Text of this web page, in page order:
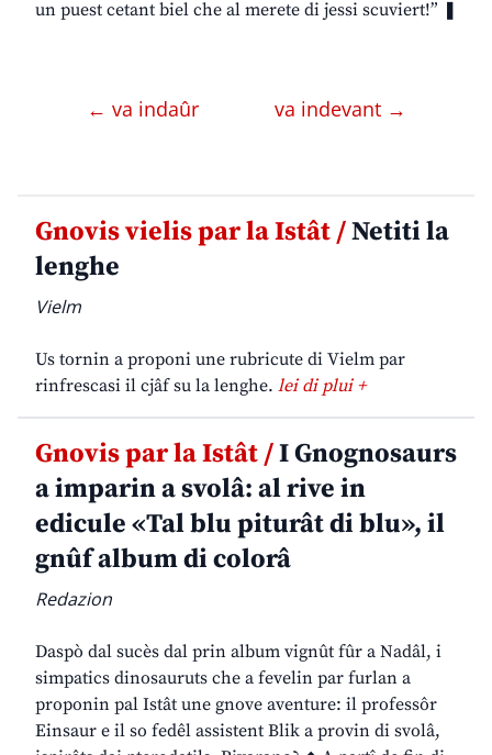
un puest cetant biel che al merete di jessi scuviert!” ❚
← va indaûr va indevant →
Gnovis vielis par la Istât /Netiti la
lenghe
Vielm
Us tornin a proponi une rubricute di Vielm par
rinfrescasi il cjâf su la lenghe. lei di plui +
Gnovis par la Istât /I Gnognosaurs
a imparin a svolâ: al rive in
edicule «Tal blu piturât di blu», il
gnûf album di colorâ
Redazion
Daspò dal sucès dal prin album vignût fûr a Nadâl, i
simpatics dinosauruts che a fevelin par furlan a
proponin pal Istât une gnove aventure: il professôr
Einsaur e il so fedêl assistent Blik a provin di svolâ,